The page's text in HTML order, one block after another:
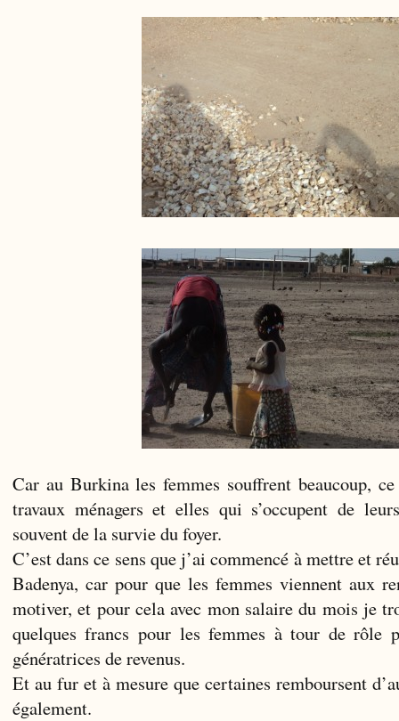
Car au Burkina les femmes souffrent beaucoup,
travaux ménagers et elles qui s’occupent de
souvent de la survie du foyer.
C’est dans ce sens que j’ai commencé à mettre et
Badenya, car pour que les femmes viennent aux
motiver, et pour cela avec mon salaire du mois je
quelques francs pour les femmes à tour de rôle
génératrices de revenus.
Et au fur et à mesure que certaines remboursent
également.